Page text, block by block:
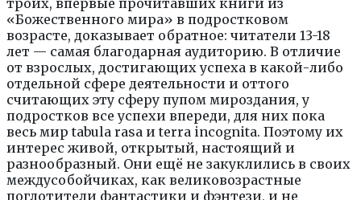
троих, впервые прочитавших книги из
«Божественного мира» в подростковом
возрасте, доказывает обратное: читатели 13-18
лет — самая благодарная аудиторию. В отличие
от взрослых, достигающих успеха в какой-либо
отдельной сфере деятельности и оттого
считающих эту сферу пупом мироздания, у
подростков все успехи впереди, для них пока
весь мир tabula rasa и terra incognita. Поэтому их
интерес живой, открытый, настоящий и
разнообразный. Они ещё не закуклились в своих
междусобойчиках, как великовозрастные
поглотители фантастики и фэнтези, и не